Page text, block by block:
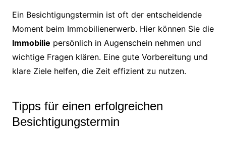
Ein Besichtigungstermin ist oft der entscheidende
Moment beim Immobilienerwerb. Hier können Sie die
Immobilie persönlich in Augenschein nehmen und
wichtige Fragen klären. Eine gute Vorbereitung und
klare Ziele helfen, die Zeit effizient zu nutzen.
Tipps für einen erfolgreichen
Besichtigungstermin